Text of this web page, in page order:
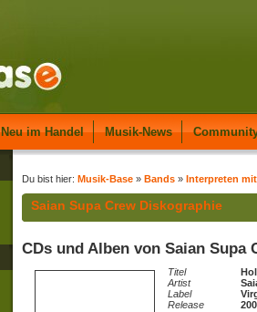
Neu im Handel Musik-News
Du bist hier: Musik-Base » Bands » Interpreten
Saian Supa Crew Diskographie
CDs und Alben von Saian Supa
Titel
Artist
Label
Release